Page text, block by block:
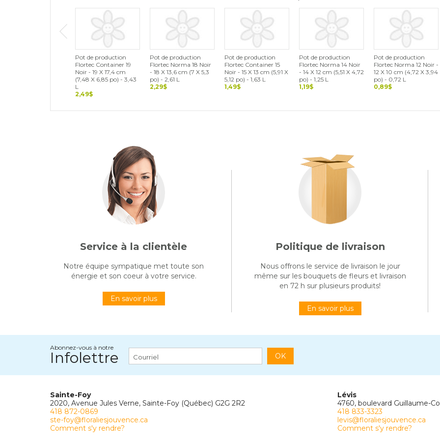
Pot de production
Flortec Container 19
Noir - 19 X 17,4 cm
(7,48 X 6,85 po) - 3,43
L
2,49$
Pot de production
Flortec Norma 18 Noir
- 18 X 13,6 cm (7 X 5,3
po) - 2,61 L
2,29$
Pot de production
Flortec Container 15
Noir - 15 X 13 cm (5,91 X
5,12 po) - 1,63 L
1,49$
Pot de production
Flortec Norma 14 Noir
- 14 X 12 cm (5,51 X 4,72
po) - 1,25 L
1,19$
Pot de production
Flortec Norma 12 Noir -
12 X 10 cm (4,72 X 3,94
po) - 0,72 L
0,89$
Service à la clientèle
Notre équipe sympatique met toute son
énergie et son coeur à votre service.
En savoir plus
Politique de livraison
Nous offrons le service de livraison le jour
même sur les bouquets de fleurs et livraison
en 72 h sur plusieurs produits!
En savoir plus
Abonnez-vous à notre
Infolettre OK
Sainte-Foy
2020, Avenue Jules Verne, Sainte-Foy (Québec) G2G 2R2
418 872-0869
ste-foy@floraliesjouvence.ca
Comment s'y rendre?
Lévis
4760, boulevard Guillaume-
418 833-3323
levis@floraliesjouvence.ca
Comment s'y rendre?